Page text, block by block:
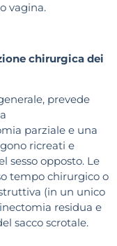
vagina.
chirurgica dei
prevede
parziale e una
ricreati e
sesso opposto. Le
tempo chirurgico o
(in un unico
residua e
sacco scrotale.